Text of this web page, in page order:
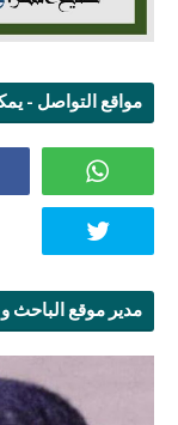
مواقع التواصل -
مدير موقع الباحث